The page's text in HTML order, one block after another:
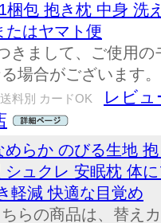
梱包 抱き枕 中身 洗
たはヤマト便
きまして、ご使用
場合がございます
料別 カードOK
レビュ
めらか のびる生地
シュクレ 安眠枕 体
軽減 快適な目覚め
らの商品は、替え